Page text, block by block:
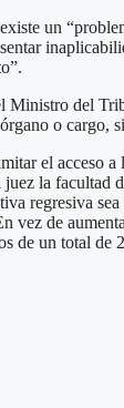
un
Ministro del
o cargo,
el acceso
juez la facultad
regresiva
vez de
de un total de